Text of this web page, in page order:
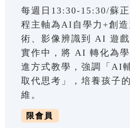
每週日13:30-15:30/蘇
程主軸為AI自學力+創
術、影像辨識到 AI 遊
實作中，將 AI 轉化為
進方式教學，強調「AI
取代思考」，培養孩子
維。
限會員